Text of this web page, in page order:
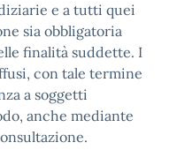
e a tutti quei
sia obbligatoria
finalità suddette. I
con tale termine
a soggetti
anche mediante